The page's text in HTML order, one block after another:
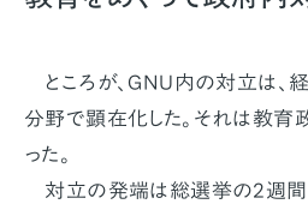
ところが、GNU内の対立は、
分野で顕在化した。それは教育
った。
対立の発端は総選挙の2週間